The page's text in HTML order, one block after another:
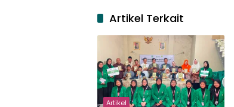
Artikel Terkait
Artikel